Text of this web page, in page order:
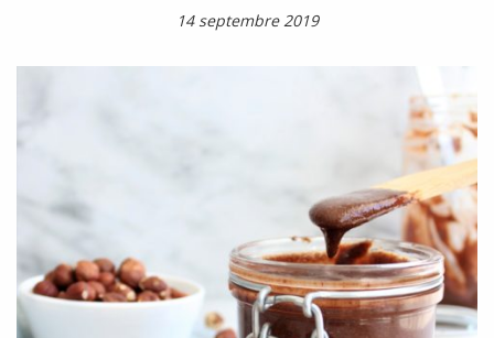
14 septembre 2019